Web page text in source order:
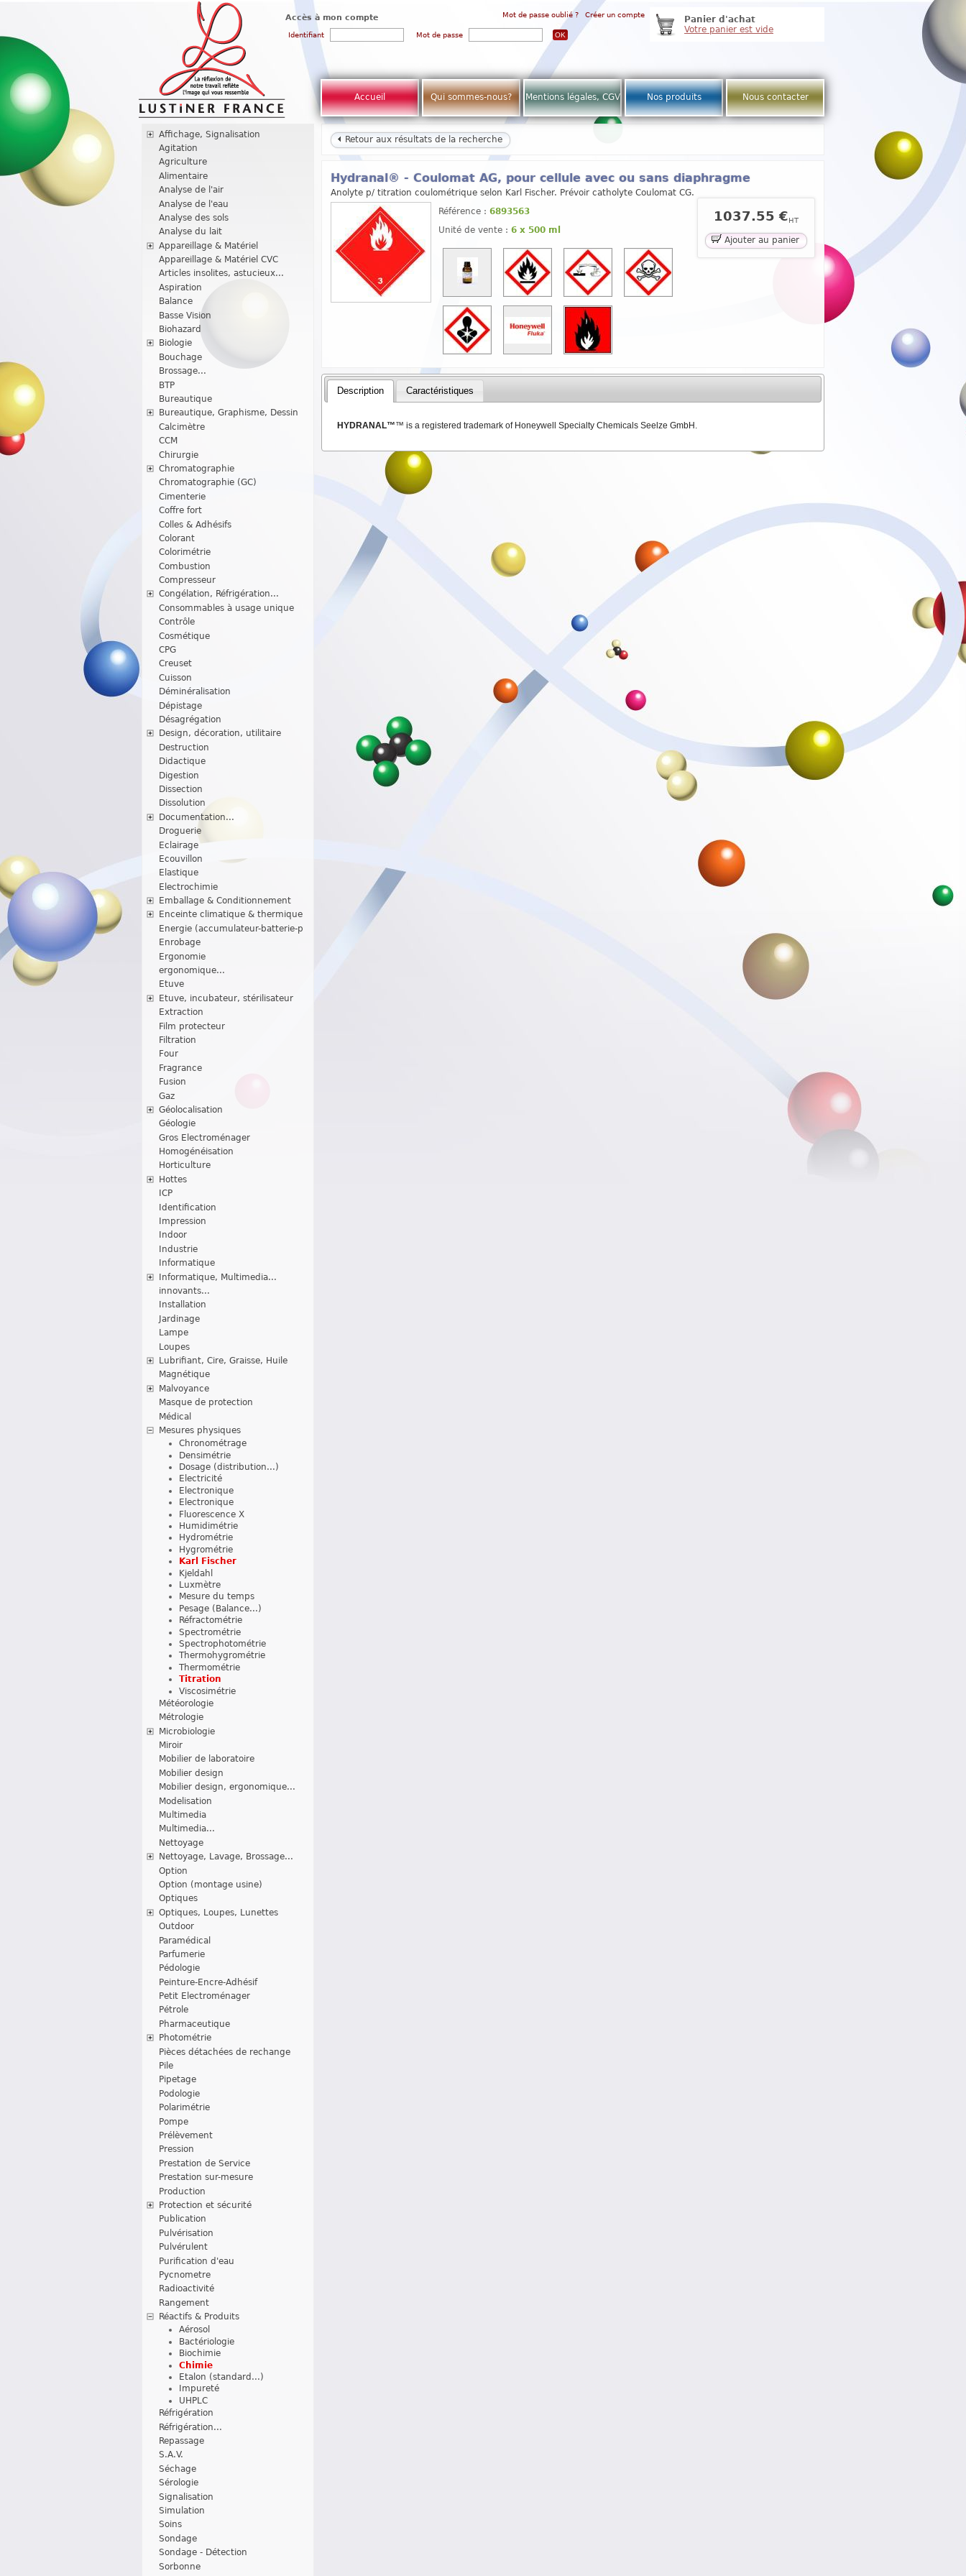
Accès à mon compte Mot de passe oublié ? Créer un compte
Identifiant Mot de passe
Panier d'achat
Votre panier est vide
Accueil Qui sommes-nous? Mentions légales, CGV Nos produits Nous contacter
Affichage, Signalisation
Agitation
Agriculture
Alimentaire
Analyse de l'air
Analyse de l'eau
Analyse des sols
Analyse du lait
Appareillage & Matériel
Appareillage & Matériel CVC
Articles insolites, astucieux...
Aspiration
Balance
Basse Vision
Biohazard
Biologie
Bouchage
Brossage...
BTP
Bureautique
Bureautique, Graphisme, Dessin
Calcimètre
CCM
Chirurgie
Chromatographie
Chromatographie (GC)
Cimenterie
Coffre fort
Colles & Adhésifs
Colorant
Colorimétrie
Combustion
Compresseur
Congélation, Réfrigération...
Consommables à usage unique
Contrôle
Cosmétique
CPG
Creuset
Cuisson
Déminéralisation
Dépistage
Désagrégation
Design, décoration, utilitaire
Destruction
Didactique
Digestion
Dissection
Dissolution
Documentation...
Droguerie
Eclairage
Ecouvillon
Elastique
Electrochimie
Emballage & Conditionnement
Enceinte climatique & thermique
Energie (accumulateur-batterie-p
Enrobage
Ergonomie
ergonomique...
Etuve
Etuve, incubateur, stérilisateur
Extraction
Film protecteur
Filtration
Four
Fragrance
Fusion
Gaz
Géolocalisation
Géologie
Gros Electroménager
Homogénéisation
Horticulture
Hottes
ICP
Identification
Impression
Indoor
Industrie
Informatique
Informatique, Multimedia...
innovants...
Installation
Jardinage
Lampe
Loupes
Lubrifiant, Cire, Graisse, Huile
Magnétique
Malvoyance
Masque de protection
Médical
Mesures physiques
Chronométrage
Densimétrie
Dosage (distribution...)
Electricité
Electronique
Electronique
Fluorescence X
Humidimétrie
Hydrométrie
Hygrométrie
Karl Fischer
Kjeldahl
Luxmètre
Mesure du temps
Pesage (Balance...)
Réfractométrie
Spectrométrie
Spectrophotométrie
Thermohygrométrie
Thermométrie
Titration
Viscosimétrie
Météorologie
Métrologie
Microbiologie
Miroir
Mobilier de laboratoire
Mobilier design
Mobilier design, ergonomique...
Modelisation
Multimedia
Multimedia...
Nettoyage
Nettoyage, Lavage, Brossage...
Option
Option (montage usine)
Optiques
Optiques, Loupes, Lunettes
Outdoor
Paramédical
Parfumerie
Pédologie
Peinture-Encre-Adhésif
Petit Electroménager
Pétrole
Pharmaceutique
Photométrie
Pièces détachées de rechange
Pile
Pipetage
Podologie
Polarimétrie
Pompe
Prélèvement
Pression
Prestation de Service
Prestation sur-mesure
Production
Protection et sécurité
Publication
Pulvérisation
Pulvérulent
Purification d'eau
Pycnometre
Radioactivité
Rangement
Réactifs & Produits
Aérosol
Bactériologie
Biochimie
Chimie
Etalon (standard...)
Impureté
UHPLC
Réfrigération
Réfrigération...
Repassage
S.A.V.
Séchage
Sérologie
Signalisation
Simulation
Soins
Sondage
Sondage - Détection
Sorbonne
Retour aux résultats de la recherche
Hydranal® - Coulomat AG, pour cellule avec ou sans diaphragme
Anolyte p/ titration coulométrique selon Karl Fischer. Prévoir catholyte Coulomat CG.
Référence : 6893563
Unité de vente : 6 x 500 ml
1037.55 € HT
Ajouter au panier
Description Caractéristiques
HYDRANAL™™ is a registered trademark of Honeywell Specialty Chemicals Seelze GmbH.